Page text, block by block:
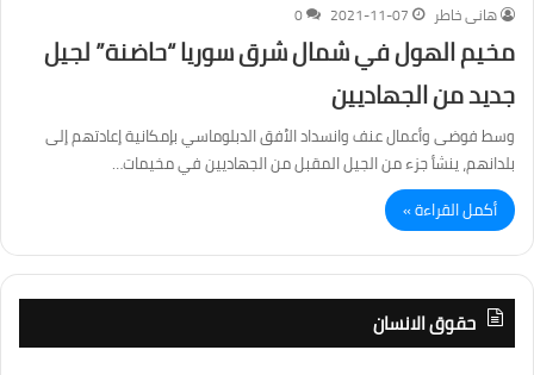
هانى خاطر
2021-11-07
0
مخيم الهول في شمال شرق سوريا “حاضنة” لجيل
جديد من الجهاديين
وسط فوضى وأعمال عنف وانسداد الأفق الدبلوماسي بإمكانية إعادتهم إلى
بلدانهم، ينشأ جزء من الجيل المقبل من الجهاديين في مخيمات…
أكمل القراءة »
حقوق الانسان